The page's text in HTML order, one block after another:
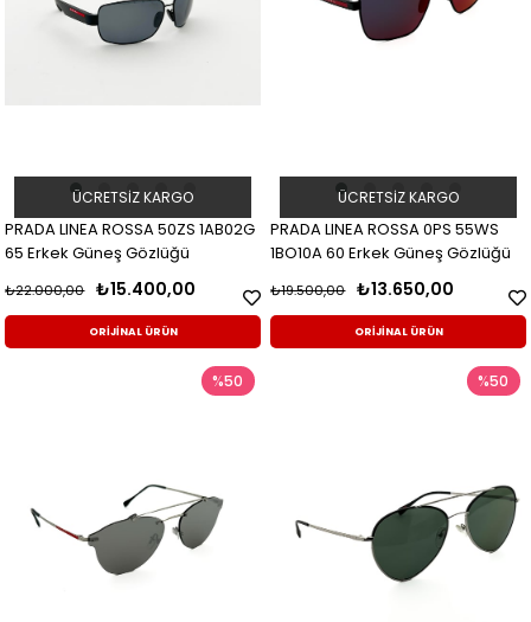
PRADA LINEA ROSSA 50ZS 1AB02G
65 Erkek Güneş Gözlüğü
₺15.400,00
₺22.000,00
ÜCRETSIZ KARGO
ORİJİNAL ÜRÜN
PRADA LINEA ROSSA 0PS 55WS
1BO10A 60 Erkek Güneş Gözlüğü
₺13.650,00
₺19.500,00
ÜCRETSIZ KARGO
ORİJİNAL ÜRÜN
%50 %50